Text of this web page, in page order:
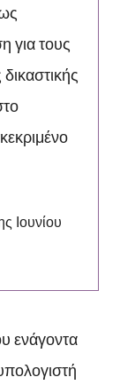
για τους
Ιουνίου
ενάγοντα